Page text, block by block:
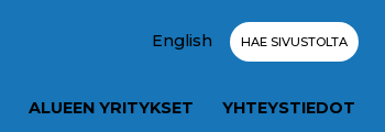
English HAE SIVUSTOLTA
ALUEEN YRITYKSET YHTEYSTIEDOT